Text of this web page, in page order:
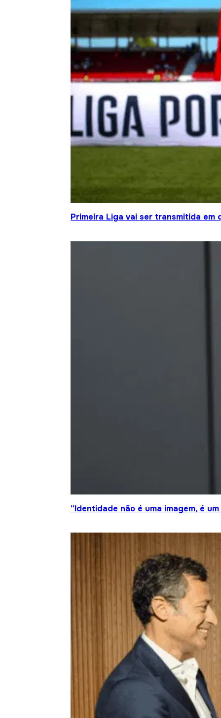
Primeira Liga vai ser transmitida
“Identidade não é uma imagem, é